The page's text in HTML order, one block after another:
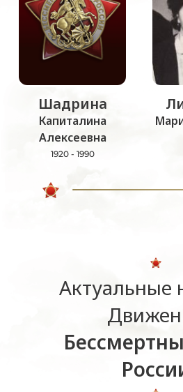
Шадрина
Капиталина
Алексеевна
1920 - 1990
Актуальные